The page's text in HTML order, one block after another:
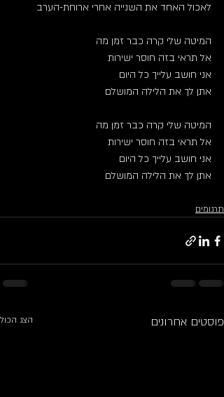
לאכול האחד את השנייה אחרי ארוחת-הערב
המיטה שלי קרה כבר זמן מה
אל תראי בזה חוסר ישירות
אני חושב עלייך כל היום
אתן לך את הלילה המושלם
המיטה שלי קרה כבר זמן מה
אל תראי בזה חוסר ישירות
אני חושב עלייך כל היום
אתן לך את הלילה המושלם
תרגומים
פוסטים אחרונים הצג הכול